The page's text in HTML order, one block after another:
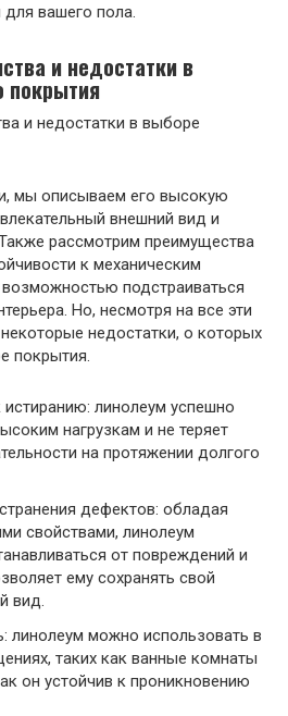
вашего пола.
и недостатки в
покрытия
мы описываем его высокую
внешний вид и
рассмотрим преимущества
к механическим
подстраиваться
Но, несмотря на все эти
недостатки, о которых
покрытия.
истиранию: линолеум успешно
нагрузкам и не теряет
на протяжении долгого
дефектов: обладая
свойствами, линолеум
от повреждений и
ему сохранять свой
вид.
линолеум можно использовать в
таких как ванные комнаты
он устойчив к проникновению